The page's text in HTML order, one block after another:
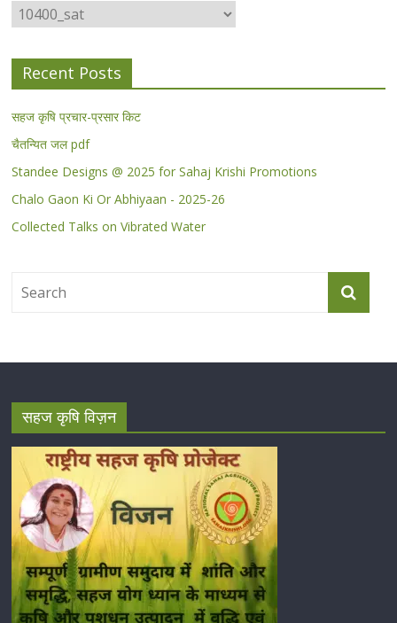
Categories
Recent Posts
सहज कृषि प्रचार-प्रसार किट
चैतन्यित जल pdf
Standee Designs @ 2025 for Sahaj Krishi Promotions
Chalo Gaon Ki Or Abhiyaan - 2025-26
Collected Talks on Vibrated Water
सहज कृषि विज़न